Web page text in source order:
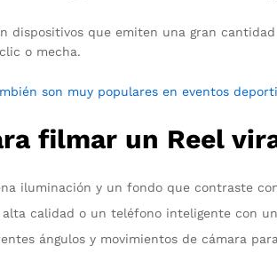
dispositivos que emiten una gran
o mecha.
son muy populares en eventos
filmar un Reel
iluminación y un fondo que contraste
calidad o un teléfono inteligente con
ángulos y movimientos de cámara